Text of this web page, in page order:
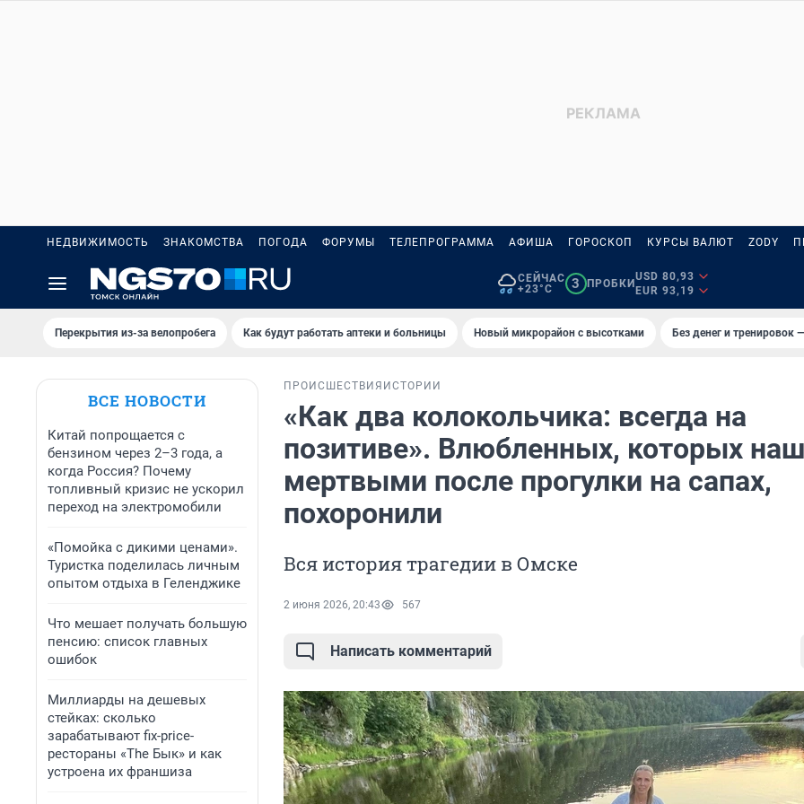
НЕДВИЖИМОСТЬ ЗНАКОМСТВА ПОГОДА ФОРУМЫ ТЕЛЕПРОГРАММА АФИША ГОРОСКОП КУРСЫ ВАЛЮТ ZODY
СЕЙЧАС
+23°C
3 ПРОБКИ
USD 80,93
EUR 93,19
Перекрытия из-за велопробега Как будут работать аптеки и больницы Новый микрорайон с высотками Без денег и тренировок
ВСЕ НОВОСТИ
Китай попрощается с
бензином через 2–3 года, а
когда Россия? Почему
топливный кризис не ускорил
переход на электромобили
«Помойка с дикими ценами».
Туристка поделилась личным
опытом отдыха в Геленджике
Что мешает получать большую
пенсию: список главных
ошибок
Миллиарды на дешевых
стейках: сколько
зарабатывают fix-price-
рестораны «The Бык» и как
устроена их франшиза
ПРОИСШЕСТВИЯ ИСТОРИИ
«Как два колокольчика: всегда на
позитиве». Влюбленных, которых
мертвыми после прогулки на сапах,
похоронили
Вся история трагедии в Омске
2 июня 2026, 20:43 567
Написать комментарий